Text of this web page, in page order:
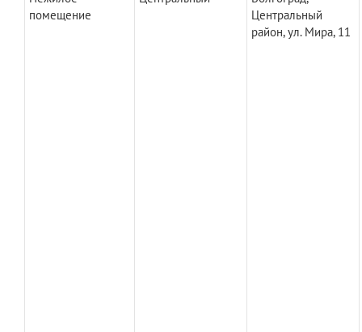
помещение
Центральный
район, ул. Мира, 11